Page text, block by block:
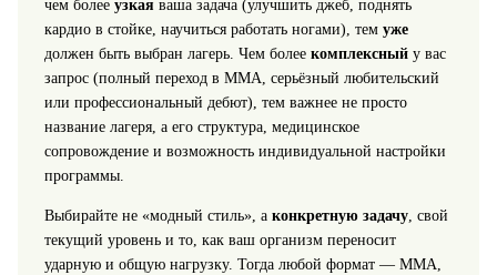
чем более узкаяваша задача (улучшить джеб, поднять
кардио в стойке, научиться работать ногами), тем уже
должен быть выбран лагерь. Чем более комплексныйу вас
запрос (полный переход в ММА, серьёзный любительский
или профессиональный дебют), тем важнее не просто
название лагеря, а его структура, медицинское
сопровождение и возможность индивидуальной настройки
программы.
Выбирайте не «модный стиль», а конкретную задачу, свой
текущий уровень и то, как ваш организм переносит
ударную и общую нагрузку. Тогда любой формат — ММА,